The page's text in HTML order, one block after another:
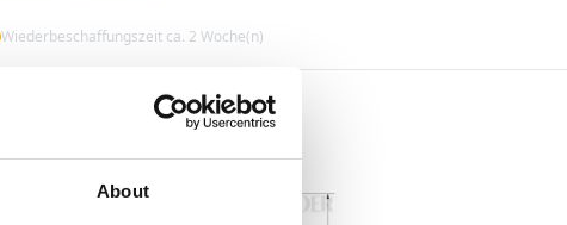
About
Wiederbeschaffungszeit ca. 2 Woche(n)